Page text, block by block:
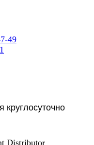
49
круглосуточно